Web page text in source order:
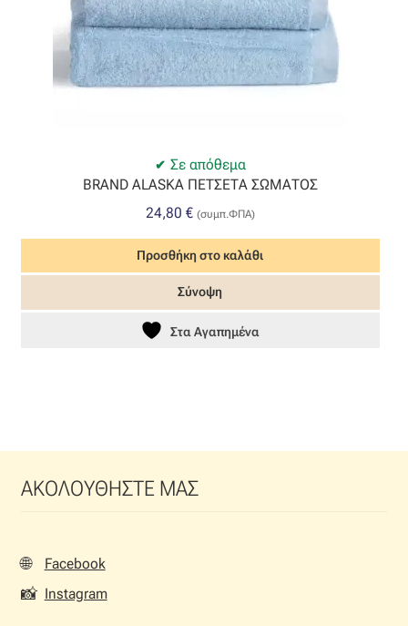
Σε απόθεμα
BRAND ALASKA ΠΕΤΣΕΤΑ ΣΩΜΑΤΟΣ
24,80 € (συμπ.ΦΠΑ)
Προσθήκη στο καλάθι
Σύνοψη
Στα Αγαπημένα
ΑΚΟΛΟΥΘΗΣΤΕ ΜΑΣ
🌐 Facebook
📸 Instagram